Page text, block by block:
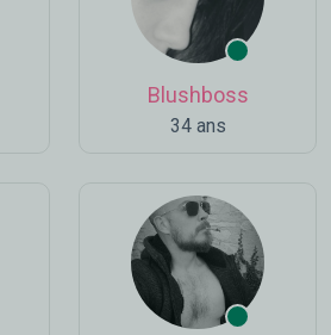
Blushboss
34 ans